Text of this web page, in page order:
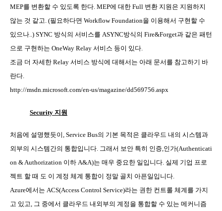
MEP를 변환할 수 있도록 한다 . MEP에 대한 Full 변환 지원은 지원하지
않는 것 같고 . (필요하다면 Workflow Foundation을 이용해서 구현할 수
있으나 ..) SYNC 방식의 서비스를 ASYNC방식의 Fire&Forget과 같은 패턴
으로 구현하는 OneWay Relay 서비스 등이 있다
조금 더 자세한 Relay 서비스 방식에 대해서는 아래 문서를 참고하기 바
란다
http://msdn.microsoft.com/en-us/magazine/dd569756.aspx
Security 지원
처음에 설명했듯이 , Service Bus의 기본 목적은 클라우드 내의 시스템과
외부의 시스템간의 통합입니다 그래서 보안 특히 인증 인가(Authenticati
on & Authorization 이하 A&A)는 매우 중요한 일입니다 실제 기업 프로
젝트 할 때 도 이 계정 체계 통합이 정말 골치 아픈일입니다
Azure에서는 ACS(Access Control Service)라는 권한 컨트롤 체계를 가지
고 있고
그 중에서 클라우드 내외부의 계정을 통합할 수 있는 메커니즘